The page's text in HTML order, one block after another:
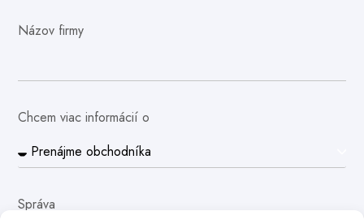
Názov firmy
Chcem viac informácií o
Správa